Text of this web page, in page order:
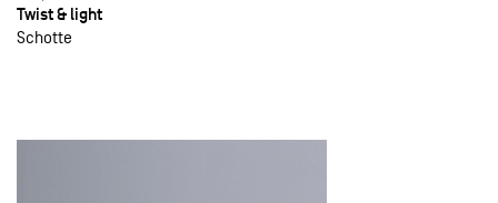
Twist & light
Schotte